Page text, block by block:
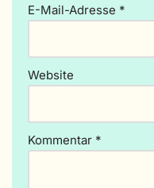
E-Mail-Adresse *
Website
Kommentar *
v